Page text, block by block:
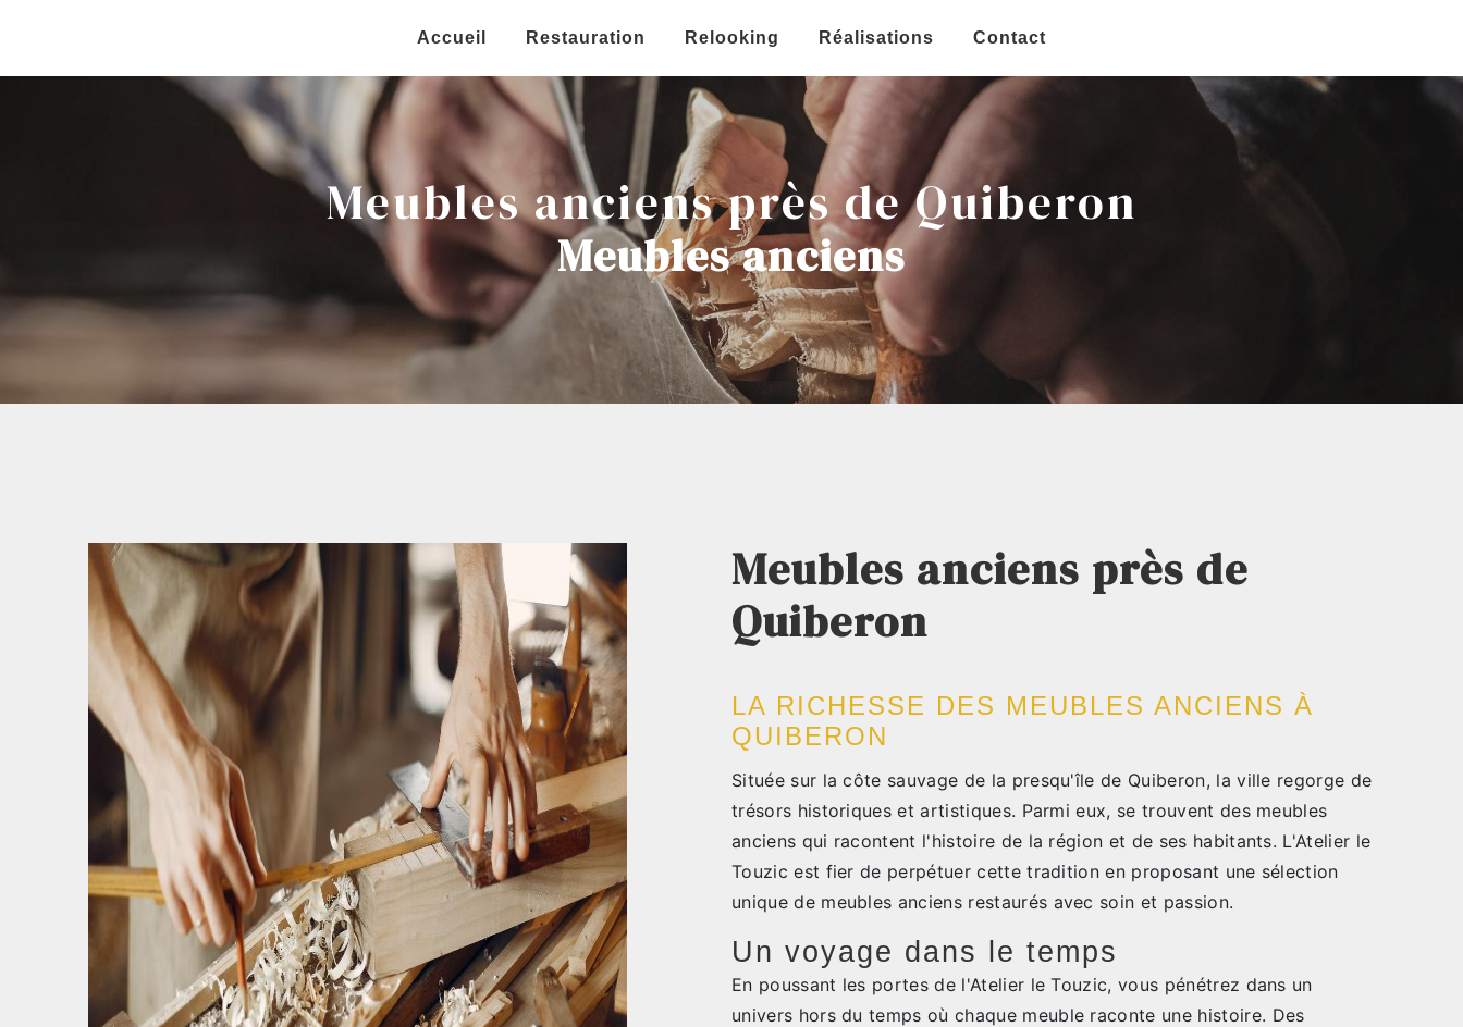
Accueil Restauration Relooking Réalisations Contact
Meubles anciens près de Quiberon
Meubles anciens
Meubles anciens près de
Quiberon
LA RICHESSE DES MEUBLES ANCIENS À
QUIBERON
Située sur la côte sauvage de la presqu'île de Quiberon, la ville regorge de
trésors historiques et artistiques. Parmi eux, se trouvent des meubles
anciens qui racontent l'histoire de la région et de ses habitants. L'Atelier le
Touzic est fier de perpétuer cette tradition en proposant une sélection
unique de meubles anciens restaurés avec soin et passion.
Un voyage dans le temps
En poussant les portes de l'Atelier le Touzic, vous pénétrez dans un
univers hors du temps où chaque meuble raconte une histoire. Des